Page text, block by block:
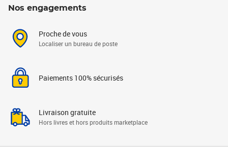
Nos engagements
Proche de vous
Localiser un bureau de poste
Paiements 100% sécurisés
Livraison gratuite
Hors livres et hors produits marketplace